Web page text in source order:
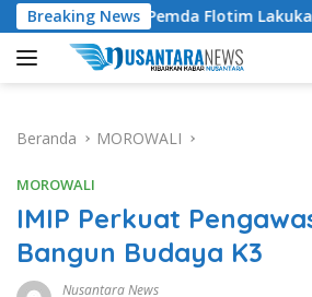
Langsung
ke
konten
Breaking News
Pemda Flotim Lakukan
Beranda MOROWALI
MOROWALI
IMIP Perkuat
Bangun Budaya K3
Nusantara News